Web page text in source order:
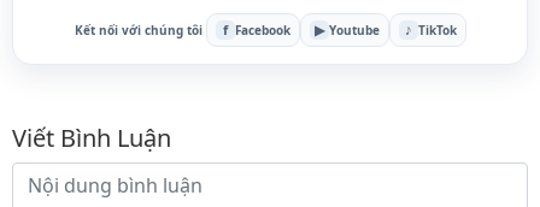
Kết nối với chúng tôi f Facebook ▶ Youtube ♪ TikTok
Bình luận
Viết Bình Luận
Nội dung bình luận